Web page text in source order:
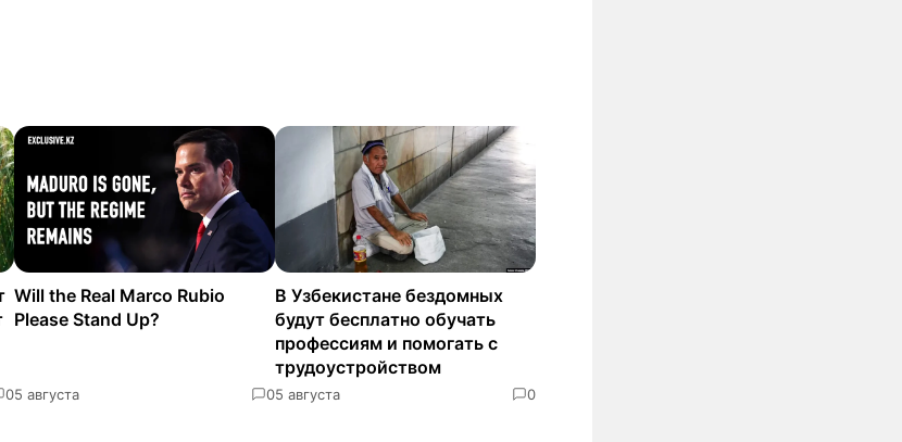
0
Will the Real Marco Rubio
Please Stand Up?
5 августа 0
В Узбекистане бездомных
будут бесплатно обучать
профессиям и помогать с
трудоустройством
5 августа 0